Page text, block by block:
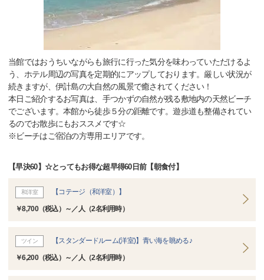
当館ではおうちいながらも旅行に行った気分を味わっていただけるよ
う、ホテル周辺の写真を定期的にアップしております。厳しい状況が
続きますが、伊計島の大自然の風景で癒されてください！
本日ご紹介するお写真は、手つかずの自然が残る敷地内の天然ビーチ
でございます。本館から徒歩５分の距離です。遊歩道も整備されてい
るのでお散歩にもおススメです☆
※ビーチはご宿泊の方専用エリアです。
【早決60】☆とってもお得な超早得60日前【朝食付】
和洋室 【コテージ（和洋室）】
￥8,700（税込）～／人（2名利用時）
ツイン 【スタンダードルーム(洋室)】青い海を眺める♪
￥6,200（税込）～／人（2名利用時）